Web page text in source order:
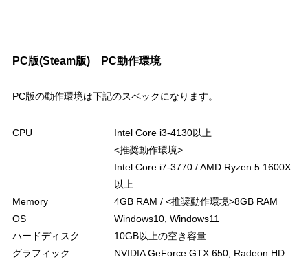
PC版(Steam版) PC動作環境
PC版の動作環境は下記のスペックになります。
CPU
Intel Core i3-4130以上
<推奨動作環境>
Intel Core i7-3770 / AMD Ryzen 5 1600X
以上
Memory
4GB RAM / <推奨動作環境>8GB RAM
OS
Windows10, Windows11
ハードディスク
10GB以上の空き容量
グラフィック
NVIDIA GeForce GTX 650, Radeon HD